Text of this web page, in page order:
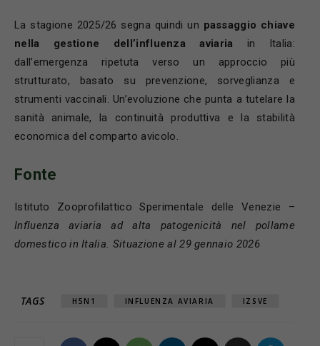
La stagione 2025/26 segna quindi un passaggio chiave
nella gestione dell’influenza aviaria in Italia:
dall’emergenza ripetuta verso un approccio più
strutturato, basato su prevenzione, sorveglianza e
strumenti vaccinali. Un’evoluzione che punta a tutelare la
sanità animale, la continuità produttiva e la stabilità
economica del comparto avicolo.
Fonte
Istituto Zooprofilattico Sperimentale delle Venezie –
Influenza aviaria ad alta patogenicità nel pollame
domestico in Italia. Situazione al 29 gennaio 2026
TAGS H5N1 INFLUENZA AVIARIA IZSVE